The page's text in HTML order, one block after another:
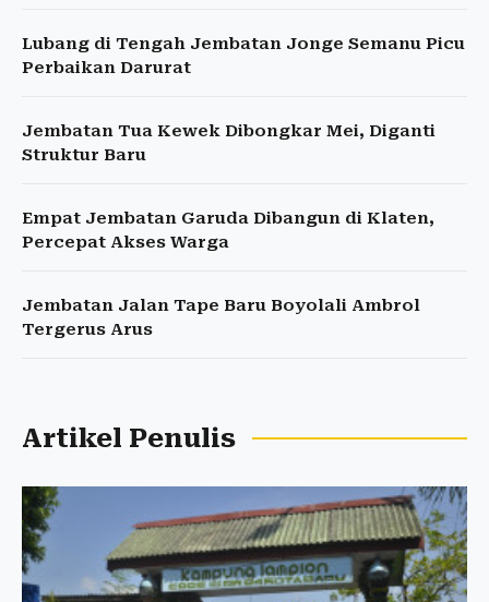
Lubang di Tengah Jembatan Jonge Semanu Picu
Perbaikan Darurat
Jembatan Tua Kewek Dibongkar Mei, Diganti
Struktur Baru
Empat Jembatan Garuda Dibangun di Klaten,
Percepat Akses Warga
Jembatan Jalan Tape Baru Boyolali Ambrol
Tergerus Arus
Artikel Penulis